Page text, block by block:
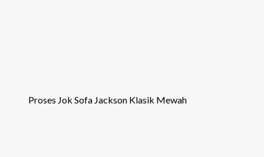
Proses Jok Sofa Jackson Klasik Mewah